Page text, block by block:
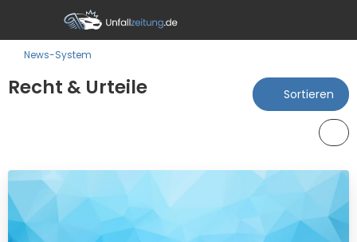
News-System
Recht & Urteile Sortieren